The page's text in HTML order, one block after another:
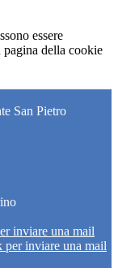
essere
della cookie
San Pietro
inviare una mail
per inviare una mail